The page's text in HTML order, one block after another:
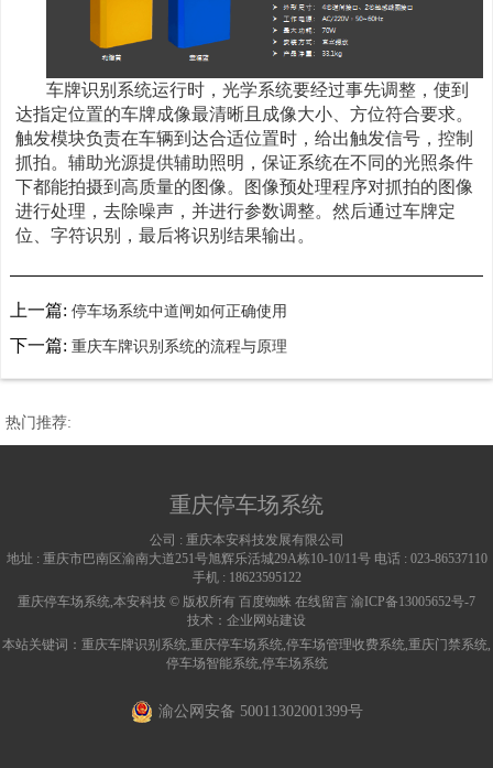
车牌识别系统运行时，光学系统要经过事先调整，使到
达指定位置的车牌成像最清晰且成像大小、方位符合要求。
触发模块负责在车辆到达合适位置时，给出触发信号，控制
抓拍。辅助光源提供辅助照明，保证系统在不同的光照条件
下都能拍摄到高质量的图像。图像预处理程序对抓拍的图像
进行处理，去除噪声，并进行参数调整。然后通过车牌定
位、字符识别，最后将识别结果输出。
上一篇: 停车场系统中道闸如何正确使用
下一篇: 重庆车牌识别系统的流程与原理
热门推荐:
重庆停车场系统
公司 : 重庆本安科技发展有限公司
地址 : 重庆市巴南区渝南大道251号旭辉乐活城29A栋10-10/11号 电话 : 023-86537110
手机 : 18623595122
重庆停车场系统,本安科技 © 版权所有 百度蜘蛛 在线留言 渝ICP备13005652号-7
技术： 企业网站建设
本站关键词： 重庆车牌识别系统,重庆停车场系统,停车场管理收费系统,重庆门禁系统,
停车场智能系统,停车场系统
渝公网安备 50011302001399号